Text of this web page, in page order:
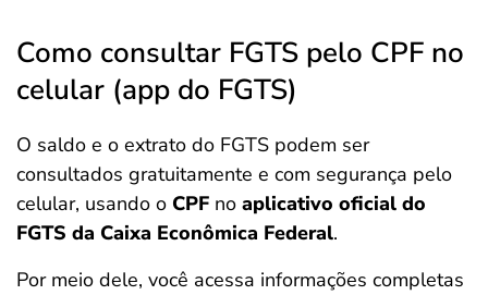
Como consultar FGTS pelo CPF no
celular (app do FGTS)
O saldo e o extrato do FGTS podem ser
consultados gratuitamente e com segurança pelo
celular, usando o CPF no aplicativo oficial do
FGTS da Caixa Econômica Federal.
Por meio dele, você acessa informações completas